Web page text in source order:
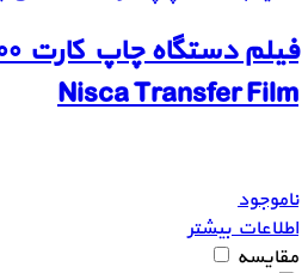
Nisca Transfer Film
ناموجود
اطلاعات بیشتر
مقایسه